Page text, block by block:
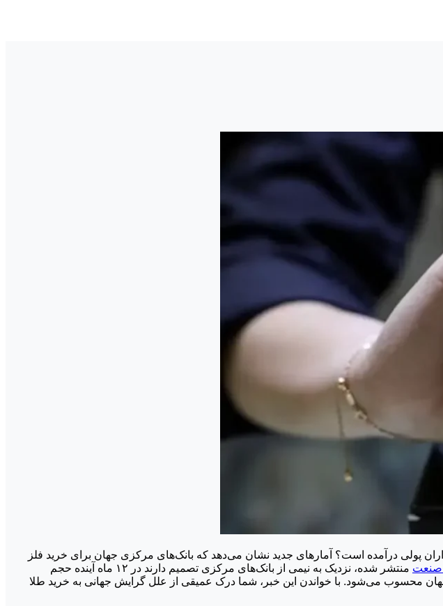
پولی درآمده است؟ آمارهای جدید نشان می‌دهد که بانک‌های مرکزی جهان برای خرید فلز
صنعت
منتشر شده، نزدیک به نیمی از بانک‌های مرکزی تصمیم دارند در ۱۲ ماه آینده حجم
محسوب می‌شود. با خواندن این خبر، شما درک عمیقی از علل گرایش جهانی به خرید طلا